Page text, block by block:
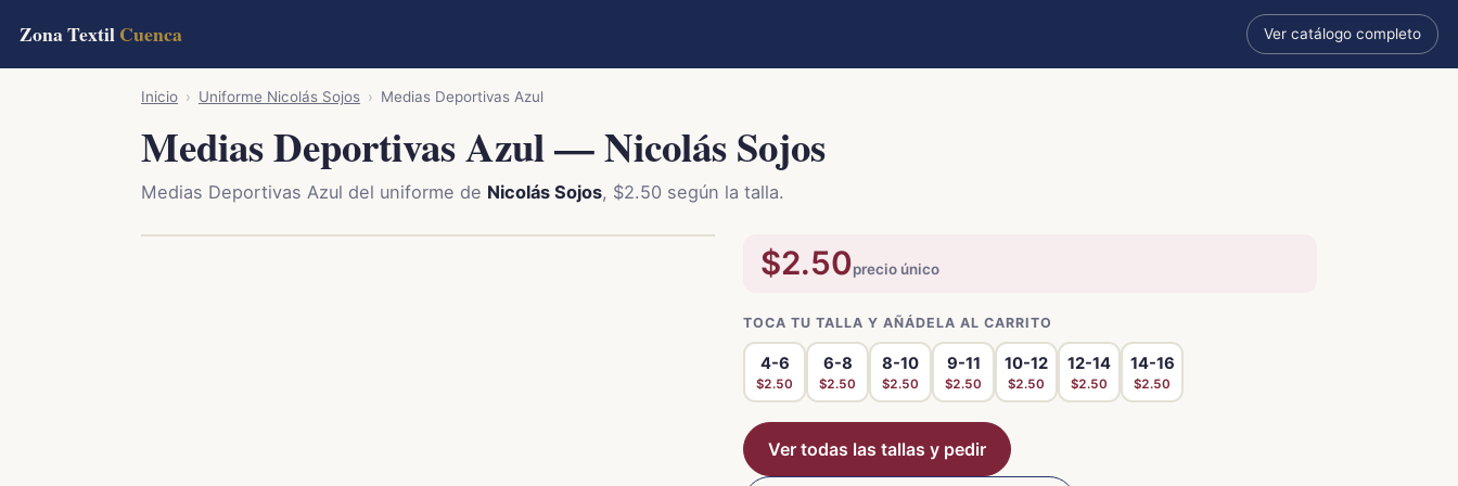
Zona TextilCuenca Ver catálogo completo
Inicio › Uniforme Nicolás Sojos › Medias Deportivas Azul
Medias Deportivas Azul — Nicolás Sojos
Medias Deportivas Azul del uniforme de Nicolás Sojos, $2.50 según la talla.
$2.50precio único
TOCA TU TALLA Y AÑÁDELA AL CARRITO
4-6
$2.50
6-8
$2.50
8-10
$2.50
9-11
$2.50
10-12
$2.50
12-14
$2.50
14-16
$2.50
Ver todas las tallas y pedir